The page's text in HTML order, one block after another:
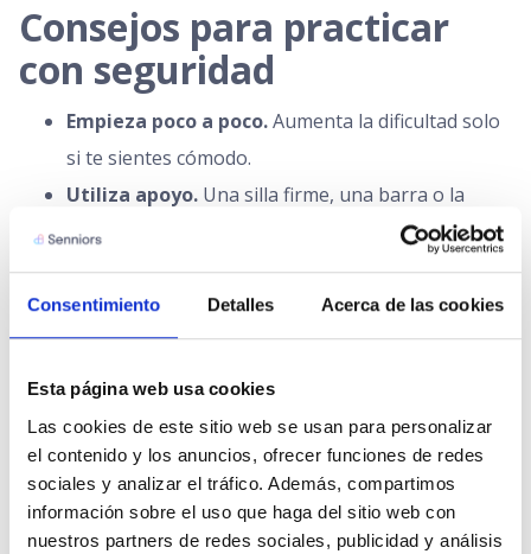
Consentimiento Detalles Acerca de las cookies
Esta página web usa cookies
Las cookies de este sitio web se usan para personalizar
el contenido y los anuncios, ofrecer funciones de redes
sociales y analizar el tráfico. Además, compartimos
información sobre el uso que haga del sitio web con
nuestros partners de redes sociales, publicidad y análisis
Consejos para practicar
con seguridad
Empieza poco a poco.Aumenta la dificultad solo
si te sientes cómodo.
Utiliza apoyo. Una silla firme, una barra o la
pared pueden darte más seguridad.
Sé constante.Intenta realizar estos ejercicios 3 o
más veces por semana.
No te sobreexijas.Si sientes mareo, fatiga o
inestabilidad, detente y descansa.
Consulta antes con tu médico o
fisioterapeuta, especialmente si tienes alguna
condición médica previa.